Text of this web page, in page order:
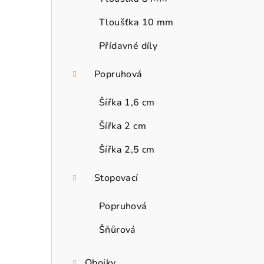
Tloušťka 10 mm
Přídavné díly
Popruhová
Šířka 1,6 cm
Šířka 2 cm
Šířka 2,5 cm
Stopovací
Popruhová
Šňůrová